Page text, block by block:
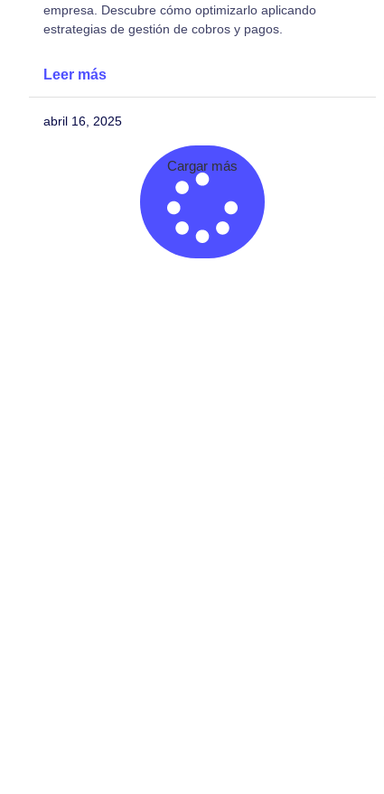
empresa. Descubre cómo optimizarlo aplicando
estrategias de gestión de cobros y pagos.
Leer más
abril 16, 2025
Cargar más